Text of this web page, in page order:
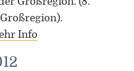
Info